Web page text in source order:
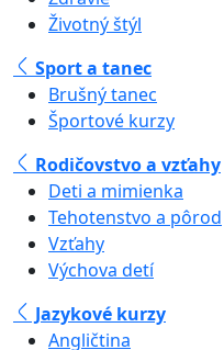
Životný štýl
Sport a tanec
Brušný tanec
Športové kurzy
Rodičovstvo a vzťahy
Deti a mimienka
Tehotenstvo a pôrod
Vzťahy
Výchova detí
Jazykové kurzy
Angličtina